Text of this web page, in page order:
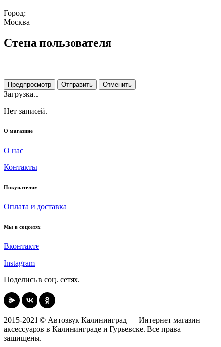
Город:
Москва
Стена пользователя
Предпросмотр Отправить Отменить
Загрузка...
Нет записей.
О магазине
О нас
Контакты
Покупателям
Оплата и доставка
Мы в соцсетях
Вконтакте
Instagram
Поделись в соц. сетях.
2015-2021 © Автозвук Калининград — Интернет магазин
аксессуаров в Калининграде и Гурьевске. Все права
защищены.